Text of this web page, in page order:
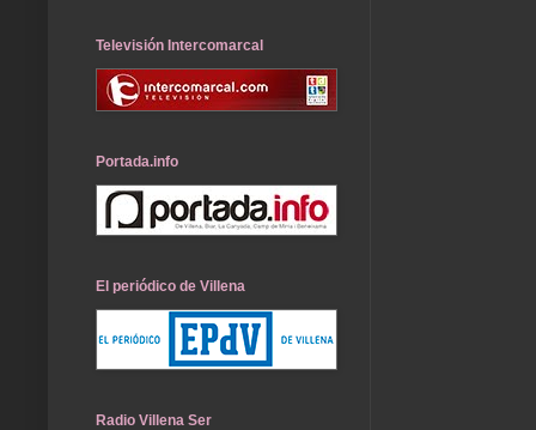
Televisión Intercomarcal
Portada.info
El periódico de Villena
Radio Villena Ser